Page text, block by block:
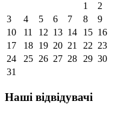
1
2
3
4 5 6 7 8
9
10
11 12 13 14 15 16
17
18 19 20 21 22 23
24
25 26 27 28 29 30
31
Наші відвідувачі